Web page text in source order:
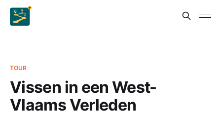
TOUR
Vissen in een West-
Vlaams Verleden